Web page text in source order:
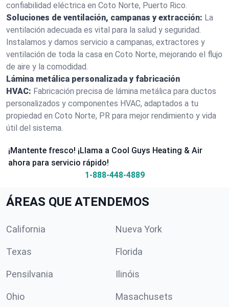
confiabilidad eléctrica en Coto Norte, Puerto Rico.
Soluciones de ventilación, campanas y extracción: La
ventilación adecuada es vital para la salud y seguridad.
Instalamos y damos servicio a campanas, extractores y
ventilación de toda la casa en Coto Norte, mejorando el flujo
de aire y la comodidad.
Lámina metálica personalizada y fabricación
HVAC: Fabricación precisa de lámina metálica para ductos
personalizados y componentes HVAC, adaptados a tu
propiedad en Coto Norte, PR para mejor rendimiento y vida
útil del sistema.
¡Mantente fresco! ¡Llama a Cool Guys Heating & Air
ahora para servicio rápido!
1-888-448-4889
ÁREAS QUE ATENDEMOS
California Nueva York
Texas Florida
Pensilvania Ilinóis
Ohio Masachusets